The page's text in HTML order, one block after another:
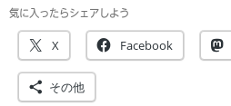
気に入ったらシェアしよう
X Facebook
その他